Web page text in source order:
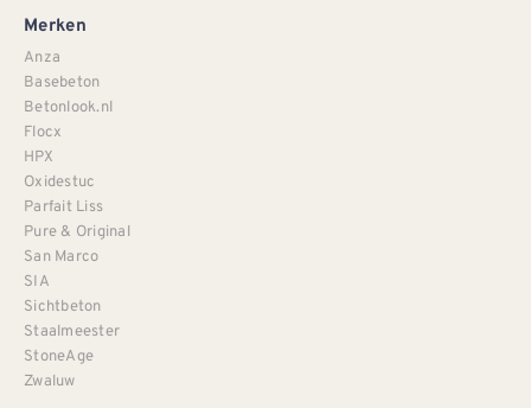
Merken
Anza
Basebeton
Betonlook.nl
Flocx
HPX
Oxidestuc
Parfait Liss
Pure & Original
San Marco
SIA
Sichtbeton
Staalmeester
StoneAge
Zwaluw